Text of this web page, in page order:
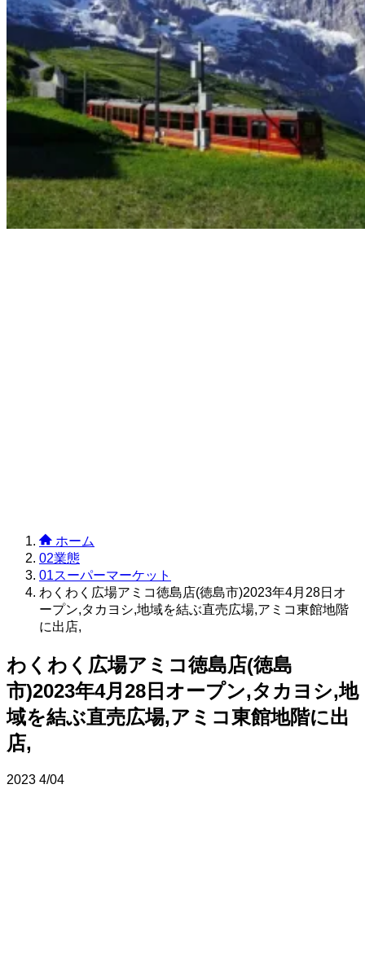
ホーム
02業態
01スーパーマーケット
わくわく広場アミコ徳島店(徳島市)2023年4月28日オ
ープン,タカヨシ,地域を結ぶ直売広場,アミコ東館地階
に出店,
わくわく広場アミコ徳島店(徳島
市)2023年4月28日オープン,タカヨシ,地
域を結ぶ直売広場,アミコ東館地階に出
店,
2023 4/04